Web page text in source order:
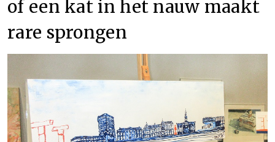
of een kat in het nauw maakt
rare sprongen